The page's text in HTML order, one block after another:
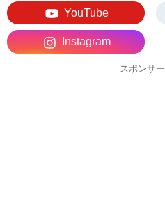
YouTube
Instagram
スポンサ